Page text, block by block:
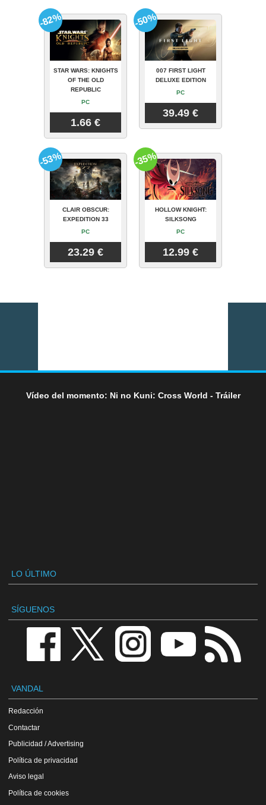
STAR WARS: KNIGHTS
OF THE OLD
REPUBLIC
PC
1.66 €
-82%
007 FIRST LIGHT
DELUXE EDITION
PC
39.49 €
-50%
CLAIR OBSCUR:
EXPEDITION 33
PC
23.29 €
-53%
HOLLOW KNIGHT:
SILKSONG
PC
12.99 €
-35%
Vídeo del momento: Ni no Kuni: Cross World - Tráiler
LO ÚLTIMO
SÍGUENOS
VANDAL
Redacción
Contactar
Publicidad / Advertising
Política de privacidad
Aviso legal
Política de cookies